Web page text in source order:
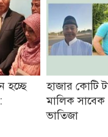
হচ্ছে
হাজার কোটি
মালিক
ভাতিজা